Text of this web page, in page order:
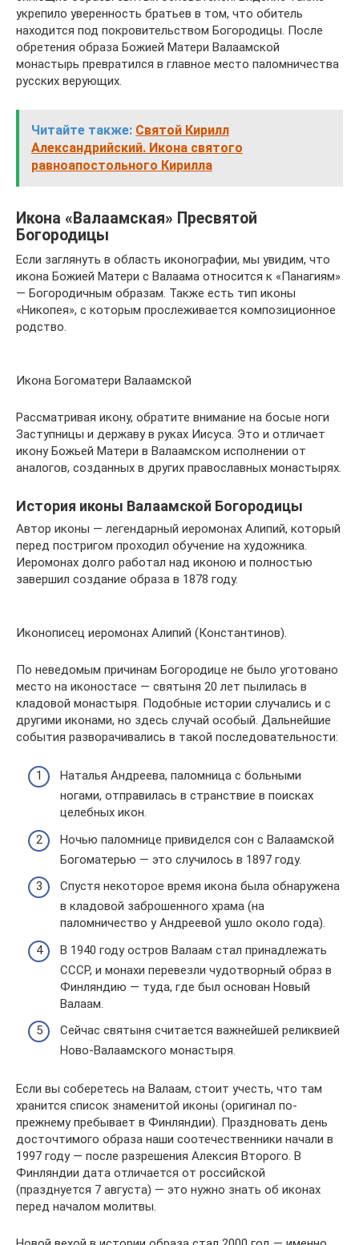
укрепило уверенность братьев в том, что обитель
находится под покровительством Богородицы. После
обретения образа Божией Матери Валаамской
монастырь превратился в главное место паломничества
русских верующих.
Читайте также: Святой Кирилл
Александрийский. Икона святого
равноапостольного Кирилла
Икона «Валаамская» Пресвятой
Богородицы
Если заглянуть в область иконографии, мы увидим, что
икона Божией Матери с Валаама относится к «Панагиям»
— Богородичным образам. Также есть тип иконы
«Никопея», с которым прослеживается композиционное
родство.
Икона Богоматери Валаамской
Рассматривая икону, обратите внимание на босые ноги
Заступницы и державу в руках Иисуса. Это и отличает
икону Божьей Матери в Валаамском исполнении от
аналогов, созданных в других православных монастырях.
История иконы Валаамской Богородицы
Автор иконы — легендарный иеромонах Алипий, который
перед постригом проходил обучение на художника.
Иеромонах долго работал над иконою и полностью
завершил создание образа в 1878 году.
Иконописец иеромонах Алипий (Константинов).
По неведомым причинам Богородице не было уготовано
место на иконостасе — святыня 20 лет пылилась в
кладовой монастыря. Подобные истории случались и с
другими иконами, но здесь случай особый. Дальнейшие
события разворачивались в такой последовательности:
Наталья Андреева, паломница с больными
ногами, отправилась в странствие в поисках
целебных икон.
Ночью паломнице привиделся сон с Валаамской
Богоматерью — это случилось в 1897 году.
Спустя некоторое время икона была обнаружена
в кладовой заброшенного храма (на
паломничество у Андреевой ушло около года).
В 1940 году остров Валаам стал принадлежать
СССР, и монахи перевезли чудотворный образ в
Финляндию — туда, где был основан Новый
Валаам.
Сейчас святыня считается важнейшей реликвией
Ново-Валаамского монастыря.
Если вы соберетесь на Валаам, стоит учесть, что там
хранится список знаменитой иконы (оригинал по-
прежнему пребывает в Финляндии). Праздновать день
досточтимого образа наши соотечественники начали в
1997 году — после разрешения Алексия Второго. В
Финляндии дата отличается от российской
(празднуется 7 августа) — это нужно знать об иконах
перед началом молитвы.